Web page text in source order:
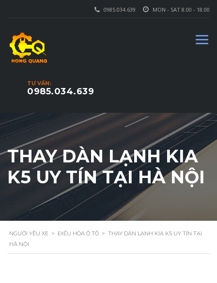
MON - SAT 8.00 - 18.00
0985.034.639
TƯ VẤN:
0985.034.639
THAY DÀN LẠNH KIA
K5 UY TÍN TẠI HÀ NỘI
NGƯỜI YÊU XE > ĐIỀU HÒA Ô TÔ > THAY DÀN LẠNH KIA K5 UY TÍN TẠI
HÀ NỘI